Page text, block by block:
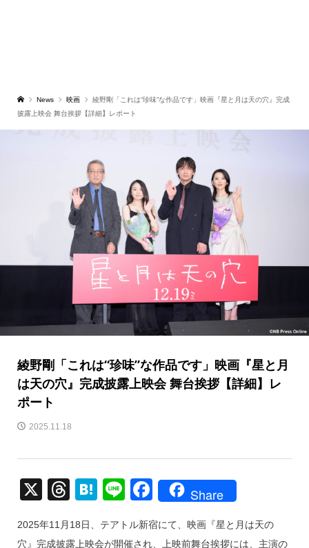
News 映画
綾野剛「これは“珍味”な作品です」映画『星と月は天の穴』完成
披露上映会 舞台挨拶【詳細】レポート
綾野剛「これは“珍味”な作品です」映画『星と月
は天の穴』完成披露上映会 舞台挨拶【詳細】レ
ポート
2025.11.18
X
T
e
H
e
Li
e
F
c
Share
2025年11月18日、テアトル新宿にて、映画『星と月は天の
穴』完成披露上映会が開催され、上映前舞台挨拶には、主演の